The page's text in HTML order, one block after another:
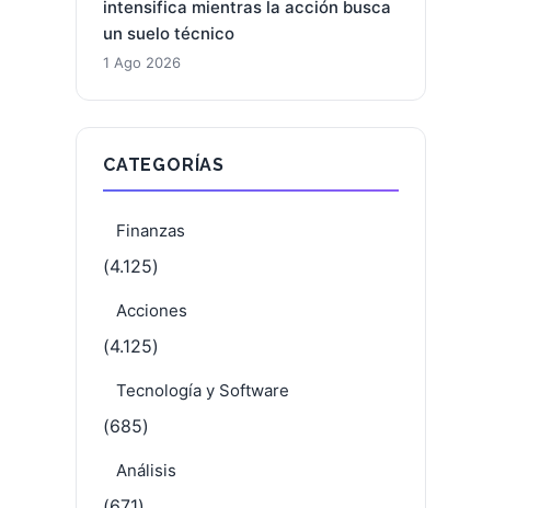
DroneShield: la presión bajista se
intensifica mientras la acción busca
CATEGORÍAS
(4.125)
(4.125)
(685)